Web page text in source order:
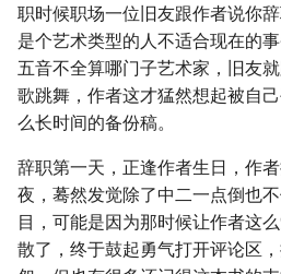
职时候职场一位旧友跟作者说你
是个艺术类型的人不适合现在的
五音不全算哪门子艺术家，旧友
歌跳舞，作者这才猛然想起被自
么长时间的备份稿。
辞职第一天，正逢作者生日，作
夜，蓦然发觉除了中二一点倒也
目，可能是因为那时候让作者这
散了，终于鼓起勇气打开评论区